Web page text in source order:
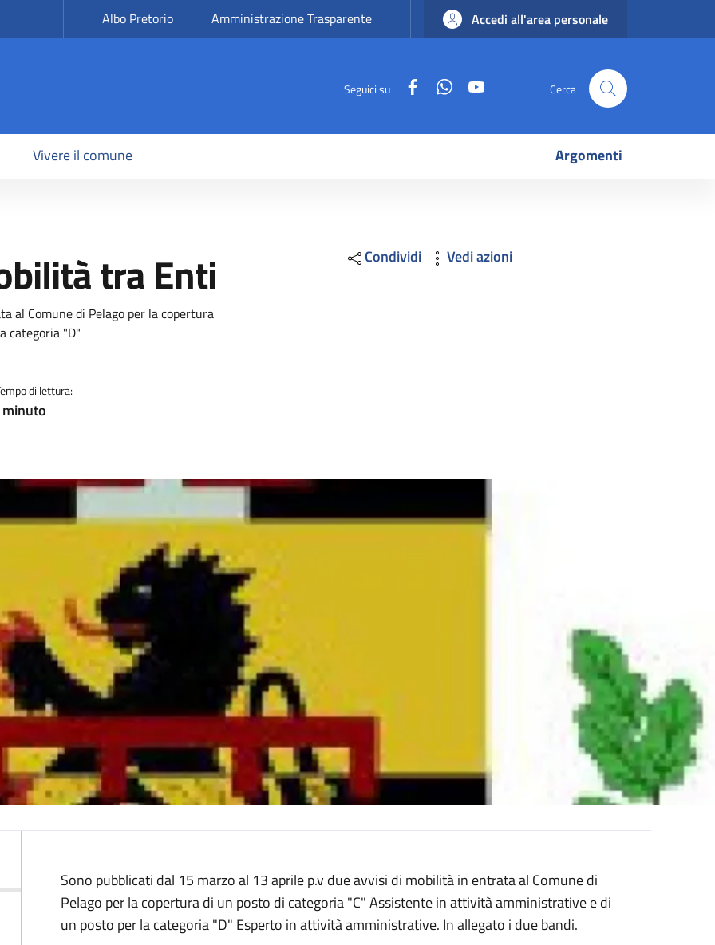
Albo Pretorio Amministrazione Trasparente Accedi all'area personale
Seguici su FacebookWhatsApp Cerca
Vivere il comune Argomenti
tra Enti
al Comune di Pelago per la copertura
categoria "D"
di lettura:
Condividi Vedi azioni
Descrizione
Sono pubblicati dal 15 marzo al 13 aprile p.v due avvisi di mobilità in entrata al Comune di
Pelago per la copertura di un posto di categoria "C" Assistente in attività amministrative e di
un posto per la categoria "D" Esperto in attività amministrative. In allegato i due bandi.